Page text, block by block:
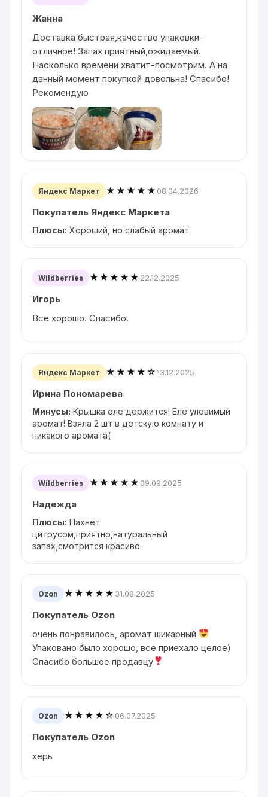
Жанна
Доставка быстрая,качество упаковки-
отличное! Запах приятный,ожидаемый.
Насколько времени хватит-посмотрим. А на
данный момент покупкой довольна! Спасибо!
Рекомендую
Яндекс Маркет ★★★★★ 08.04.2026
Покупатель Яндекс Маркета
Плюсы: Хороший, но слабый аромат
Wildberries ★★★★★ 22.12.2025
Игорь
Все хорошо. Спасибо.
Яндекс Маркет ★★★★☆13.12.2025
Ирина Пономарева
Минусы: Крышка еле держится! Еле уловимый
аромат! Взяла 2 шт в детскую комнату и
никакого аромата(
Wildberries ★★★★★ 09.09.2025
Надежда
Плюсы: Пахнет
цитрусом,приятно,натуральный
запах,смотрится красиво.
Ozon ★★★★★ 31.08.2025
Покупатель Ozon
очень понравилось, аромат шикарный
Упаковано было хорошо, все приехало целое)
Спасибо большое продавцу
Ozon ★★★★☆ 06.07.2025
Покупатель Ozon
херь